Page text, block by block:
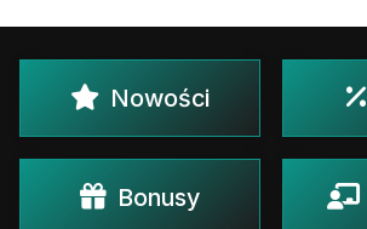
Nowości
Bonusy